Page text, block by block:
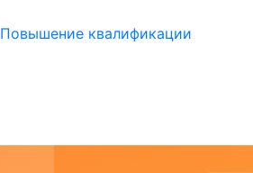
Повышение квалификации